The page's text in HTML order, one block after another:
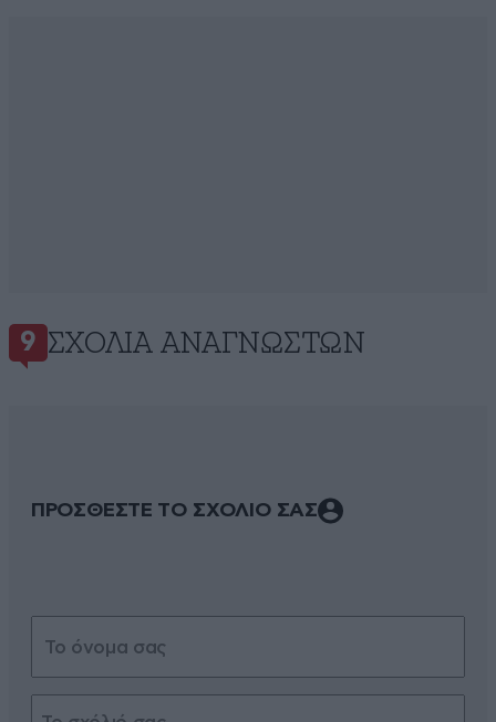
9 ΣΧΌΛΙΑ ΑΝΑΓΝΩΣΤΏΝ
ΠΡΟΣΘΕΣΤΕ ΤΟ ΣΧΟΛΙΟ ΣΑΣ